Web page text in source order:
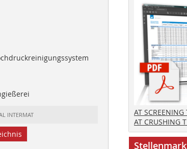
INTERMAT
AT
AT CRUSHING